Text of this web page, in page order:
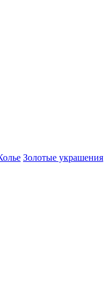
Золотые украшения